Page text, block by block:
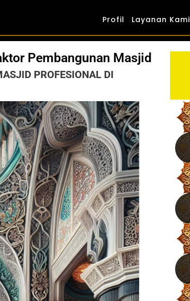
Profil Layanan Kami
Pembangunan Masjid
PROFESIONAL DI